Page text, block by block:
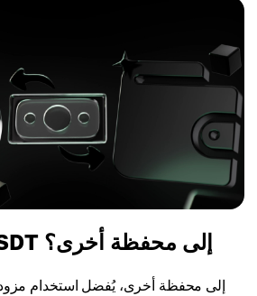
كيفية إرسال USDT إلى محفظة أخرى؟